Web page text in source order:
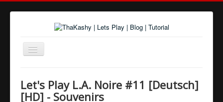
Navigation
an/aus
Über uns
Let's Play L.A. Noire #11 [Deutsch]
[HD] - Souvenirs